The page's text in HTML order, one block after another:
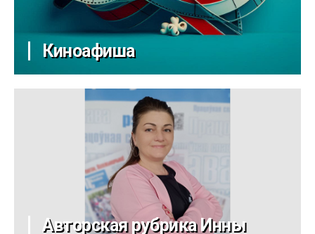
Киноафиша
Авторская рубрика Инны